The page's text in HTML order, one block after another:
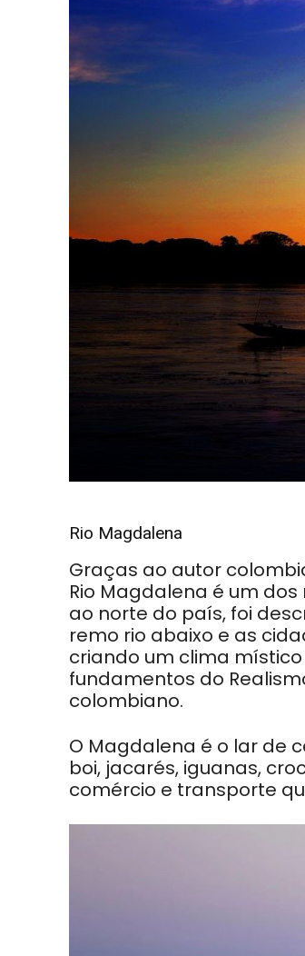
Rio Magdalena
Graças ao autor
Rio Magdalena é um
ao norte do país, foi
remo rio abaixo e as
criando um clima
fundamentos do
colombiano.
O Magdalena é o lar de
boi, jacarés, iguanas,
comércio e transporte